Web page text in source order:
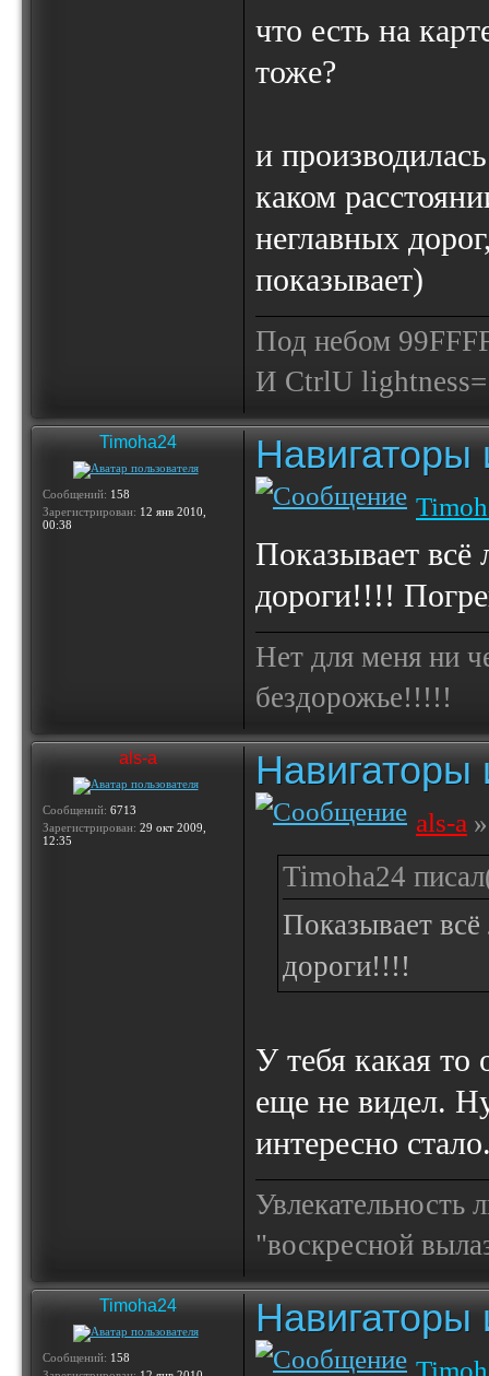
что есть на
тоже?
и
каком
неглавных
показывает)
Под небом
И СtrlU
Timoha24
Сообщений: 158
Зарегистрирован: 12 янв 2010,
00:38
Навигаторы
Показывает всё
дороги!!!!
Нет для меня ни
бездорожье!!!!!
als-a
Сообщений: 6713
Зарегистрирован: 29 окт 2009,
12:35
Навигаторы
als-a
Timoha24
Показывает
дороги!!!!
У тебя какая то
еще не видел.
интересно
Увлекательность
"воскресной
Timoha24
Сообщений: 158
Навигаторы